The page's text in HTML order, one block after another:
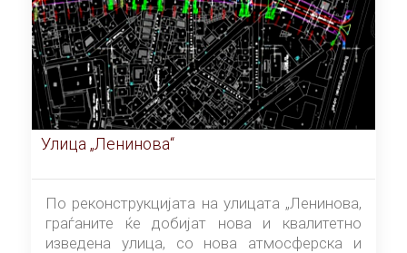
Улица „Ленинова“
По реконструкцијата на улицата „Ленинова,
граѓаните ќе добијат нова и квалитетно
изведена улица, со нова атмосферска и